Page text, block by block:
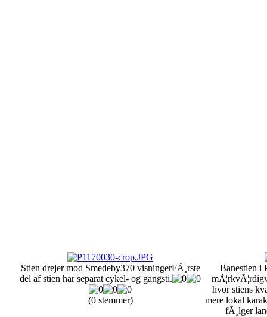
Stien drejer mod Smedeby370 visningerFÃ¸rste
del af stien har separat cykel- og gangsti.
(0 stemmer)
Banestien i
hvor stiens
mere lokal
fÃ¸lger